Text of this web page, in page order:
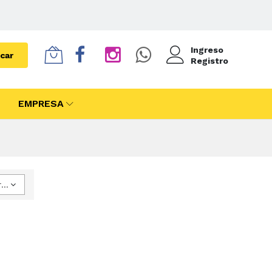
Ingreso
Registro
EMPRESA
Ordenar por Precio